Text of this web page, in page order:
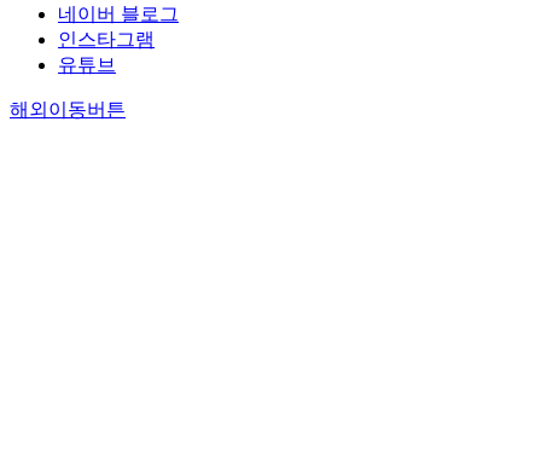
네이버 블로그
인스타그램
유튜브
해외이동버튼